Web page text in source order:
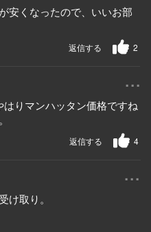
安くなったので、いいお部
2
返信する
...
りマンハッタン価格ですね
4
返信する
...
け取り。